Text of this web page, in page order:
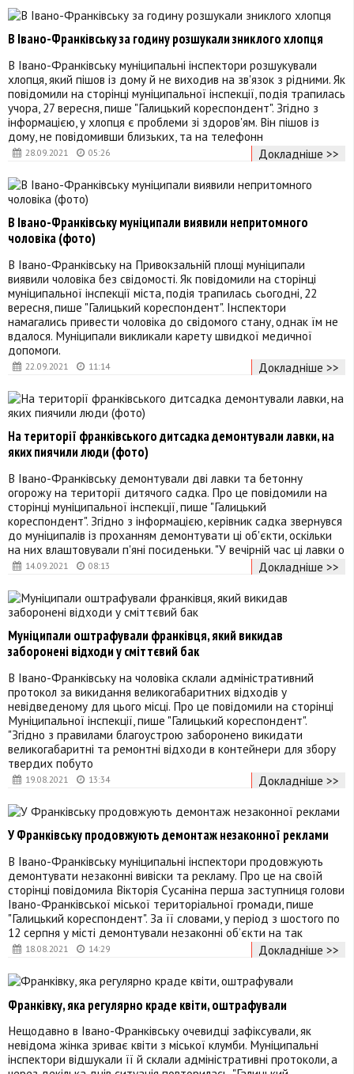
28.09.2021 05:26
В Івано-Франківську за годину розшукали зниклого хлопця
В Івано-Франківську муніципальні інспектори розшукували
хлопця, який пішов із дому й не виходив на зв'язок з рідними. Як
повідомили на сторінці муніципальної інспекції, подія трапилась
учора, 27 вересня, пише "Галицький кореспондент". Згідно з
інформацією, у хлопця є проблеми зі здоров'ям. Він пішов із
дому, не повідомивши близьких, та на телефонн
Докладніше >>
22.09.2021 11:14
В Івано-Франківську муніципали виявили непритомного
чоловіка (фото)
В Івано-Франківську на Привокзальній площі муніципали
виявили чоловіка без свідомості. Як повідомили на сторінці
муніципальної інспекції міста, подія трапилась сьогодні, 22
вересня, пише "Галицький кореспондент". Інспектори
намагались привести чоловіка до свідомого стану, однак їм не
вдалося. Муніципали викликали карету швидкої медичної
допомоги.
Докладніше >>
14.09.2021 08:13
На території франківського дитсадка демонтували лавки, на
яких пиячили люди (фото)
В Івано-Франківську демонтували дві лавки та бетонну
огорожу на території дитячого садка. Про це повідомили на
сторінці муніципальної інспекції, пише "Галицький
кореспондент". Згідно з інформацією, керівник садка звернувся
до муніципалів із проханням демонтувати ці об'єкти, оскільки
на них влаштовували п'яні посиденьки. "У вечірній час ці лавки о
Докладніше >>
19.08.2021 13:34
Муніципали оштрафували франківця, який викидав
заборонені відходи у сміттєвий бак
В Івано-Франківську на чоловіка склали адміністративний
протокол за викидання великогабаритних відходів у
невідведеному для цього місці. Про це повідомили на сторінці
Муніципальної інспекції, пише "Галицький кореспондент".
"Згідно з правилами благоустрою заборонено викидати
великогабаритні та ремонтні відходи в контейнери для збору
твердих побуто
Докладніше >>
18.08.2021 14:29
У Франківську продовжують демонтаж незаконної реклами
В Івано-Франківську муніципальні інспектори продовжують
демонтувати незаконні вивіски та рекламу. Про це на своїй
сторінці повідомила Вікторія Сусаніна перша заступниця голови
Івано-Франківської міської територіальної громади, пише
"Галицький кореспондент". За її словами, у період з шостого по
12 серпня у місті демонтували незаконні об’єкти на так
Докладніше >>
Франківку, яка регулярно краде квіти, оштрафували
Нещодавно в Івано-Франківську очевидці зафіксували, як
невідома жінка зриває квіти з міської клумби. Муніципальні
інспектори відшукали її й склали адміністративні протоколи, а